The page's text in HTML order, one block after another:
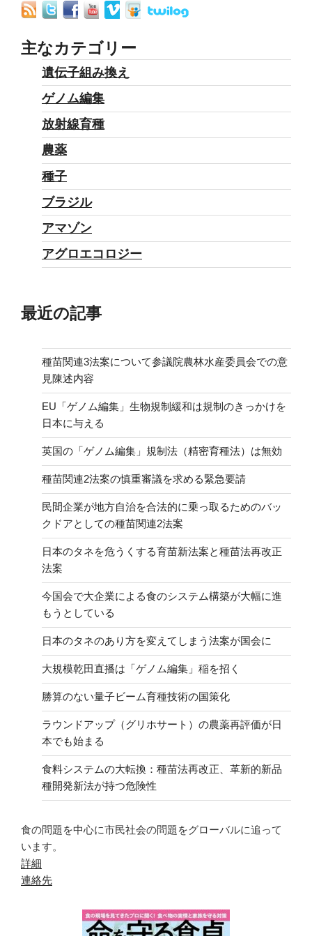
主なカテゴリー
遺伝子組み換え
ゲノム編集
放射線育種
農薬
種子
ブラジル
アマゾン
アグロエコロジー
最近の記事
種苗関連3法案について参議院農林水産委員会での意
見陳述内容
EU「ゲノム編集」生物規制緩和は規制のきっかけを
日本に与える
英国の「ゲノム編集」規制法（精密育種法）は無効
種苗関連2法案の慎重審議を求める緊急要請
民間企業が地方自治を合法的に乗っ取るためのバッ
クドアとしての種苗関連2法案
日本のタネを危うくする育苗新法案と種苗法再改正
法案
今国会で大企業による食のシステム構築が大幅に進
もうとしている
日本のタネのあり方を変えてしまう法案が国会に
大規模乾田直播は「ゲノム編集」稲を招く
勝算のない量子ビーム育種技術の国策化
ラウンドアップ（グリホサート）の農薬再評価が日
本でも始まる
食料システムの大転換：種苗法再改正、革新的新品
種開発新法が持つ危険性
食の問題を中心に市民社会の問題をグローバルに追って
います。
詳細
連絡先